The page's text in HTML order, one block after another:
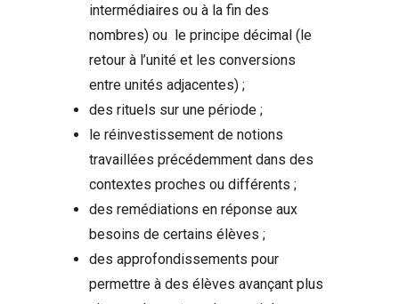
intermédiaires ou à la fin des
nombres) ou le principe décimal (le
retour à l’unité et les conversions
entre unités adjacentes) ;
des rituels sur une période ;
le réinvestissement de notions
travaillées précédemment dans des
contextes proches ou différents ;
des remédiations en réponse aux
besoins de certains élèves ;
des approfondissements pour
permettre à des élèves avançant plus